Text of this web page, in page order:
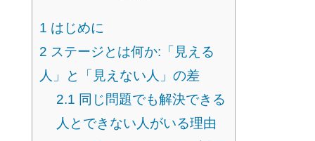
1 はじめに
2 ステージとは何か:「見える
人」と「見えない人」の差
2.1 同じ問題でも解決できる
人とできない人がいる理由